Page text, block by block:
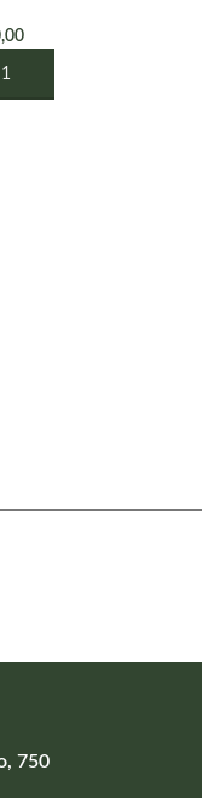
AO CARRINHO
750